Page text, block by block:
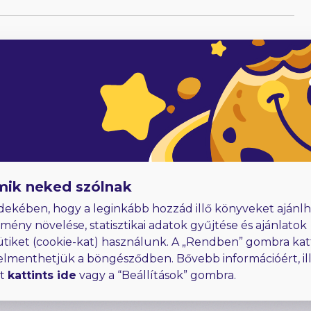
2
neked szólnak
hogy a leginkább hozzád illő könyveket
növelése, statisztikai adatok gyűjtése és ajánlatok
(cookie-kat) használunk. A „Rendben” gombra
a böngésződben. Bővebb információért,
kattints ide vagy a “Beállítások” gombra.